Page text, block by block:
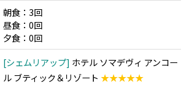
朝食：3回
昼食：0回
夕食：0回
シェムリアップ ホテル ソマデヴィ アンコー
ル ブティック＆リゾート ★★★★★